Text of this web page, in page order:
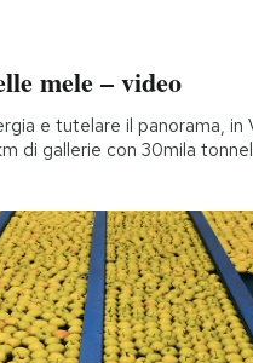
mele – video
e tutelare il panorama, in
di gallerie con 30mila